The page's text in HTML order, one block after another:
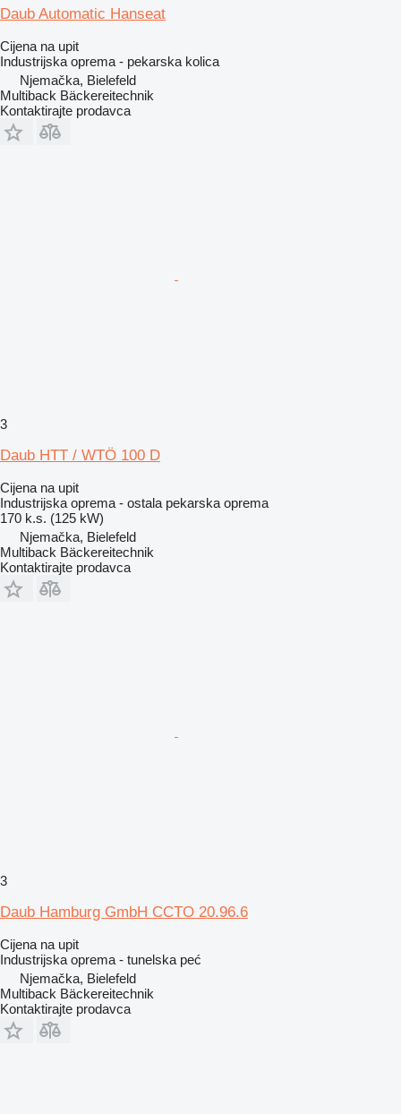
Daub Automatic Hanseat
Cijena na upit
Industrijska oprema - pekarska kolica
Njemačka, Bielefeld
Multiback Bäckereitechnik
Kontaktirajte prodavca
3
Daub HTT / WTÖ 100 D
Cijena na upit
Industrijska oprema - ostala pekarska oprema
170 k.s. (125 kW)
Njemačka, Bielefeld
Multiback Bäckereitechnik
Kontaktirajte prodavca
3
Daub Hamburg GmbH CCTO 20.96.6
Cijena na upit
Industrijska oprema - tunelska peć
Njemačka, Bielefeld
Multiback Bäckereitechnik
Kontaktirajte prodavca